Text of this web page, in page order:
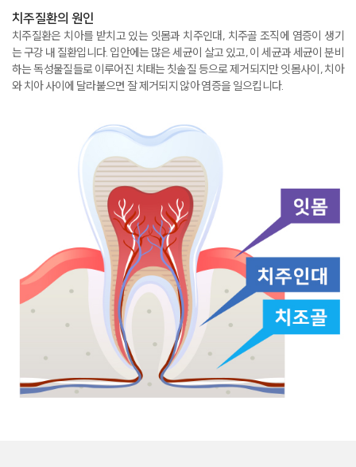
치주질환의 원인
치주질환은 치아를 받치고 있는 잇몸과 치주인대, 치주골 조직에 염증이 생기
는 구강 내 질환입니다. 입안에는 많은 세균이 살고 있고, 이 세균과 세균이 분비
하는독성물질들로 이루어진 치태는 칫솔질 등으로 제거되지만 잇몸사이,치아
와 치아 사이에 달라붙으면 잘 제거되지 않아 염증을 일으킵니다.